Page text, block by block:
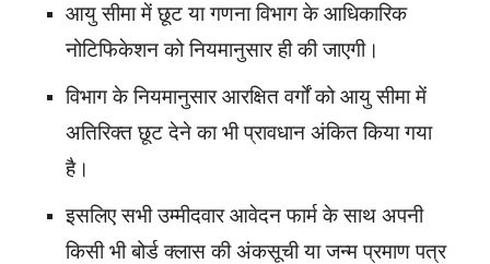
आयु सीमा में छूट या गणना विभाग के आधिकारिक
नोटिफिकेशन को नियमानुसार ही की जाएगी।
विभाग के नियमानुसार आरक्षित वर्गों को आयु सीमा में
अतिरिक्त छूट देने का भी प्रावधान अंकित किया गया
है।
इसलिए सभी उम्मीदवार आवेदन फार्म के साथ अपनी
किसी भी बोर्ड क्लास की अंकसूची या जन्म प्रमाण पत्र